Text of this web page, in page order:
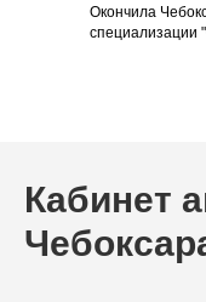
Окончила
специализации
Кабинет